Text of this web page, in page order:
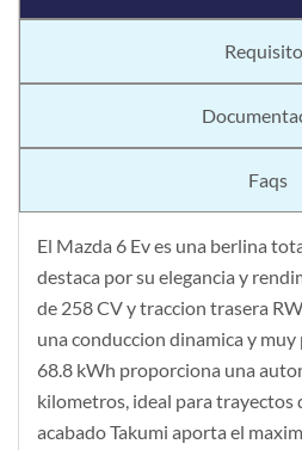
Faqs
El Mazda 6 Ev es una berlina
destaca por su elegancia y
de 258 CV y traccion trasera
una conduccion dinamica y muy
68.8 kWh proporciona una
kilometros, ideal para trayectos
acabado Takumi aporta el